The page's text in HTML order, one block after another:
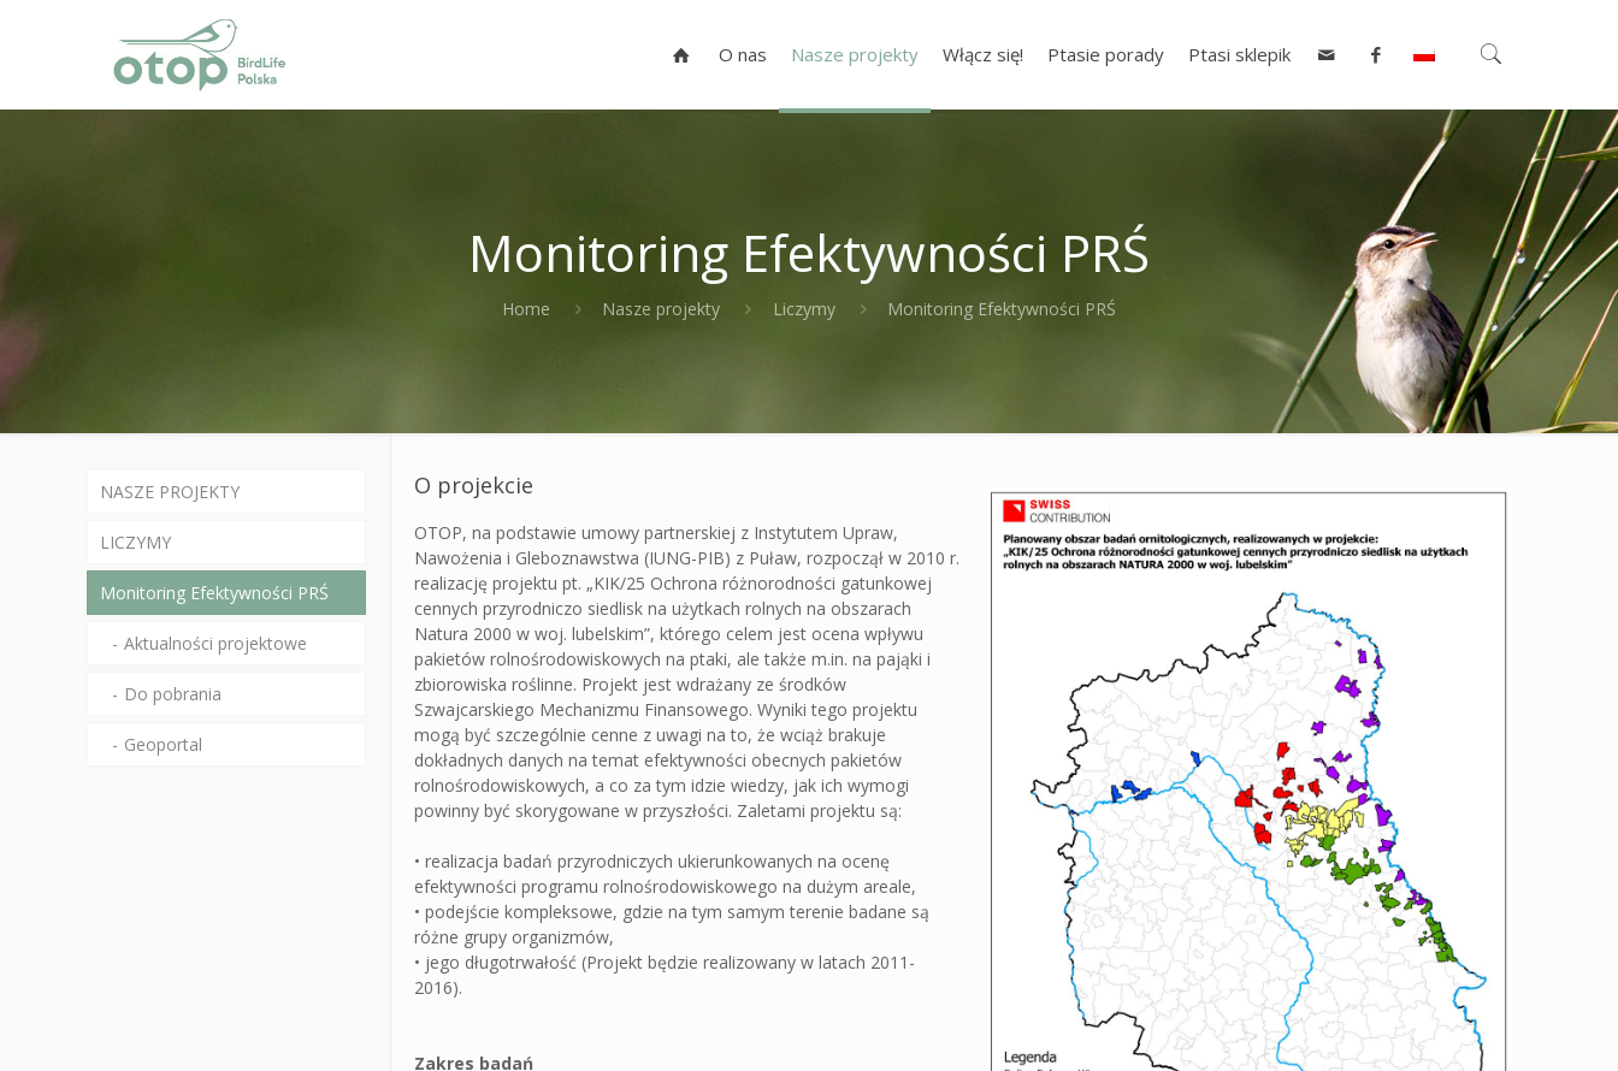
O nas Nasze projekty Włącz się! Ptasie porady Ptasi sklepik
Monitoring Efektywności PRŚ
Home Nasze projekty Liczymy Monitoring Efektywności PRŚ
O projekcie
OTOP, na podstawie umowy partnerskiej z Instytutem Upraw,
Nawożenia i Gleboznawstwa (IUNG-PIB) z Puław, rozpoczął w 2010 r.
realizację projektu pt. „KIK/25 Ochrona różnorodności gatunkowej
cennych przyrodniczo siedlisk na użytkach rolnych na obszarach
Natura 2000 w woj. lubelskim”, którego celem jest ocena wpływu
pakietów rolnośrodowiskowych na ptaki, ale także m.in. na pająki i
zbiorowiska roślinne. Projekt jest wdrażany ze środków
Szwajcarskiego Mechanizmu Finansowego. Wyniki tego projektu
mogą być szczególnie cenne z uwagi na to, że wciąż brakuje
dokładnych danych na temat efektywności obecnych pakietów
rolnośrodowiskowych, a co za tym idzie wiedzy, jak ich wymogi
powinny być skorygowane w przyszłości. Zaletami projektu są:
• realizacja badań przyrodniczych ukierunkowanych na ocenę
efektywności programu rolnośrodowiskowego na dużym areale,
• podejście kompleksowe, gdzie na tym samym terenie badane są
różne grupy organizmów,
• jego długotrwałość (Projekt będzie realizowany w latach 2011-
2016).
Zakres badań
NASZE PROJEKTY
LICZYMY
Monitoring Efektywności PRŚ
Aktualności projektowe
Do pobrania
Geoportal